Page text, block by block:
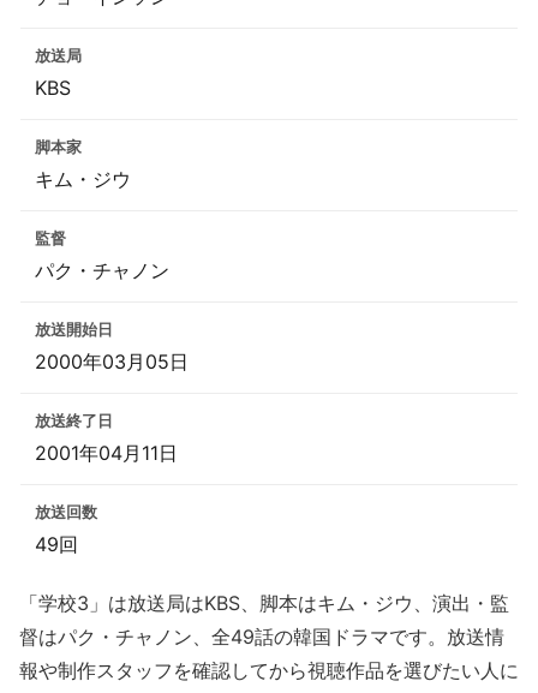
放送局
KBS
脚本家
キム・ジウ
監督
パク・チャノン
放送開始日
2000年03月05日
放送終了日
2001年04月11日
放送回数
49回
「学校3」は放送局はKBS、脚本はキム・ジウ、演出・監
督はパク・チャノン、全49話の韓国ドラマです。放送情
報や制作スタッフを確認してから視聴作品を選びたい人に